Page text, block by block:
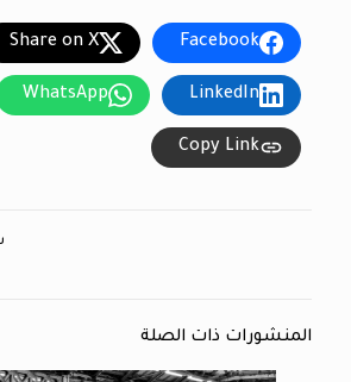
Facebook
Share on X
LinkedIn
WhatsApp
Copy Link
المنشورات ذات الصلة